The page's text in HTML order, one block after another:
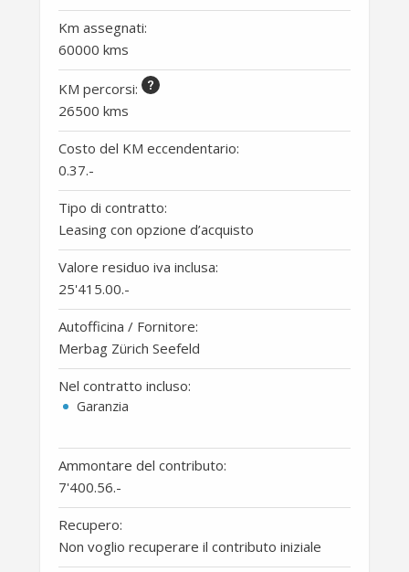
Km assegnati:
60000 kms
KM percorsi:
26500 kms
Costo del KM eccendentario:
0.37.-
Tipo di contratto:
Leasing con opzione d’acquisto
Valore residuo iva inclusa:
25'415.00.-
Autofficina / Fornitore:
Merbag Zürich Seefeld
Nel contratto incluso:
Garanzia
Ammontare del contributo:
7'400.56.-
Recupero:
Non voglio recuperare il contributo iniziale